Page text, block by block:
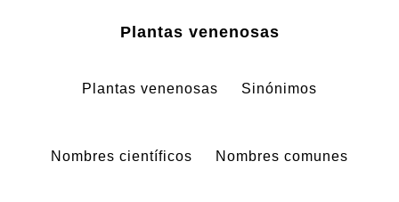
Plantas venenosas
Plantas venenosas Sinónimos
Nombres científicos Nombres comunes